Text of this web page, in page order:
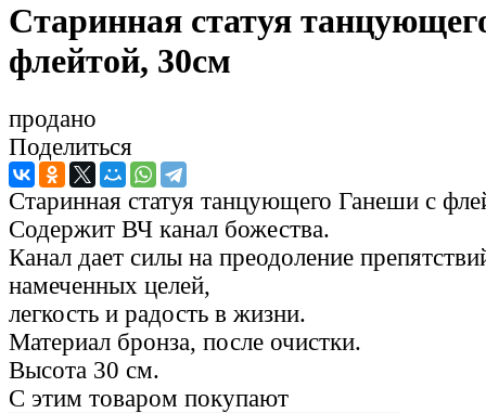
Старинная статуя
флейтой, 30см
продано
Поделиться
Старинная статуя танцующего Ганеши с
Содержит ВЧ канал божества.
Канал дает силы на преодоление
намеченных целей,
легкость и радость в жизни.
Материал бронза, после очистки.
Высота 30 см.
С этим товаром покупают